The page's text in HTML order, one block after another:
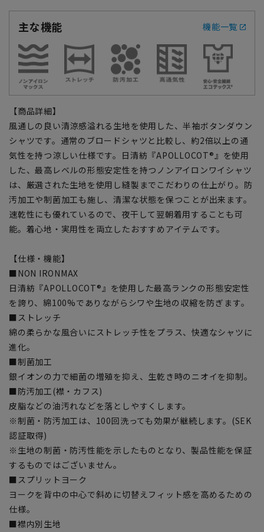
主な機能 機能一覧
【商品詳細】
風通しの良い清涼感溢れる生地を使用した、半袖ボタンダウン
シャツです。通常のブロードシャツと比較し、約2倍以上の通
気性を持つ涼しい仕様です。日清紡『APOLLOCOT®』を使用
した、最高レベルの形態安定性を持つノンアイロンワイシャツ
は、厳選された生地を使用し縫製までこだわりの仕上がり。防
汚加工や制菌加工も施し、清潔な状態を保つことが出来ます。
速乾性にも優れているので、夜干して翌朝着用することも可
能。着心地・実用性を両立したおすすめアイテムです。
【仕様・機能】
■NON IRONMAX
日清紡『APOLLOCOT®』を使用した最高ランクの形態安定性
を誇り、綿100%でありながらシワや生地の収縮を防ぎます。
■ストレッチ
綿の柔らかな風合いにストレッチ性をプラス、快適なシャツに
進化。
■制菌加工
銀イオンの力で細菌の増殖を抑え、生乾き時のニオイを抑制。
■防汚加工(襟・カフス)
皮脂などの油汚れなどを落としやすくします。
※制菌・防汚加工は、100回洗っても効果が継続します。(SEK
認証取得)
※生地の制菌・防汚性能を示したものとなり、製品性能を保証
するものではございません。
■スプリットヨーク
ヨークを背中の中心で斜めに切替えフィット感を高めるための
仕様。
■襟内別生地